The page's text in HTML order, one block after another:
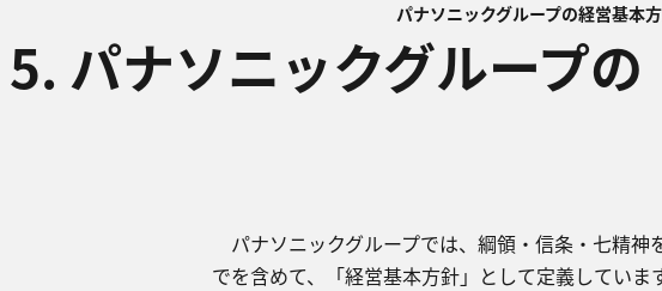
パナソニックグループの経営基本
5. パナソニックグループの
パナソニックグループでは、綱領・信条・七精神
でを含めて、「経営基本方針」として定義してい